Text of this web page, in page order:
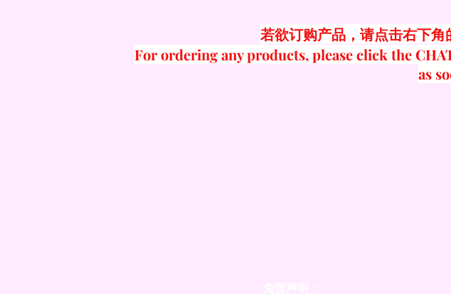
若欲订购产品，请点击右下角
For ordering any products, please click the
as